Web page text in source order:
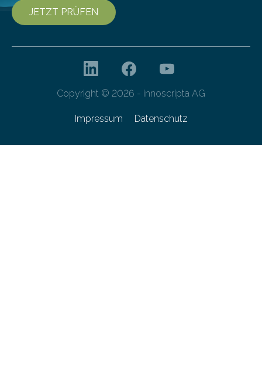
JETZT PRÜFEN
Copyright © 2026 - innoscripta AG
Impressum Datenschutz